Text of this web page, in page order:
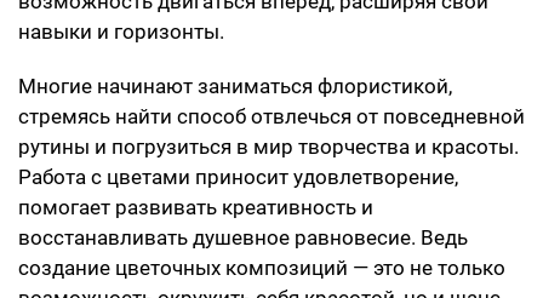
навыки и горизонты.
Многие начинают заниматься флористикой,
стремясь найти способ отвлечься от повседневной
рутины и погрузиться в мир творчества и красоты.
Работа с цветами приносит удовлетворение,
помогает развивать креативность и
восстанавливать душевное равновесие. Ведь
создание цветочных композиций — это не только